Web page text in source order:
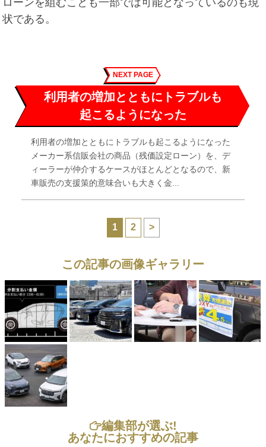
状である。
NEXT PAGE
利用者の増加とともにトラブルも
起こるようになった
利用者の増加とともにトラブルも起こるようになった
メーカー系信販会社の商品（残価設定ローン）を、デ
ィーラーが仲介するケースがほとんどとなるので、新
車販売の支援策的意味合いも大きく金...
1 2 >
この記事の画像ギャラリー
編集部が選ぶ!
あなたにおすすめの記事